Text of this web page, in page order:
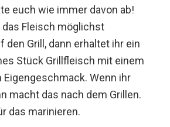
euch wie immer davon ab!
Fleisch möglichst
den Grill, dann erhaltet ihr ein
Stück Grillfleisch mit einem
Eigengeschmack. Wenn ihr
macht das nach dem Grillen.
das marinieren.